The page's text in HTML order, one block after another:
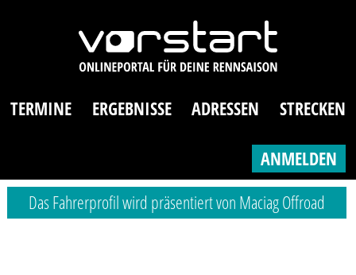
TERMINE ERGEBNISSE ADRESSEN STRECKEN
ANMELDEN
Das Fahrerprofil wird präsentiert von Maciag Offroad